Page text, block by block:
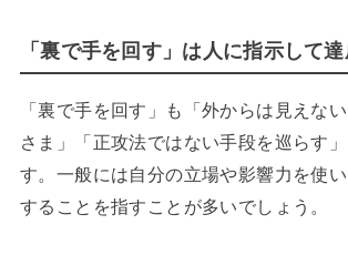
「裏で手を回す」は人に指示して
「裏で手を回す」も「外からは見えな
さま」「正攻法ではない手段を巡らす
す。一般には自分の立場や影響力を使
することを指すことが多いでしょう。